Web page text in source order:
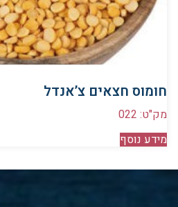
חומוס חצאים צ’אנדל
מק"ט: 022
מידע נוסף